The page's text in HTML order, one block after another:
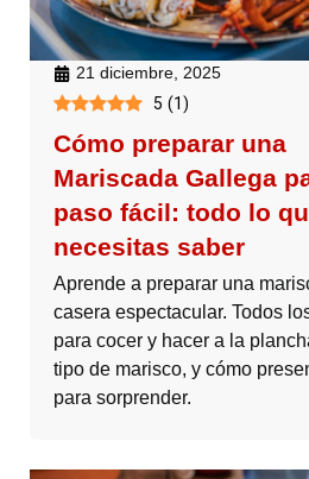
21 diciembre, 2025
5 (1)
Cómo preparar una
Mariscada Gallega
paso fácil: todo lo
necesitas saber
Aprende a preparar una
casera espectacular. Todos
para cocer y hacer a la
tipo de marisco, y cómo
para sorprender.